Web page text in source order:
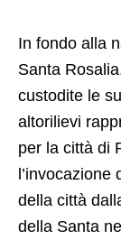
In fondo alla
Santa
custodite le
altorilievi
per la città di
l’invocazione
della città
della Santa